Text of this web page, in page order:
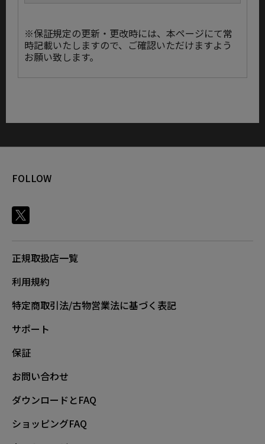
※保証規定の更新・更改時には、本ページにて常
時記載いたしますので、ご確認いただけますよう
お願い致します。
FOLLOW
正規取扱店一覧
利用規約
特定商取引法/古物営業法に基づく表記
サポート
保証
お問い合わせ
ダウンロードとFAQ
ショッピングFAQ